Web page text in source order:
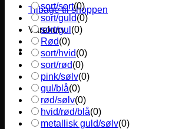
Tilbage til shoppen
Varekurv
sort/sort(0)
sort/guld(0)
sort/gul (0)
Rød(0)
sort/hvid(0)
sort/rød(0)
pink/sølv(0)
gul/blå(0)
rød/sølv(0)
hvid/rød/blå(0)
metallisk guld/sølv(0)